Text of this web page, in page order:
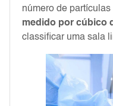
número de partículas
medido por cúbico
classificar uma sala